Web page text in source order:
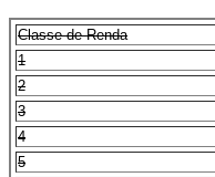
Classe de Renda
1
2
3
4
5